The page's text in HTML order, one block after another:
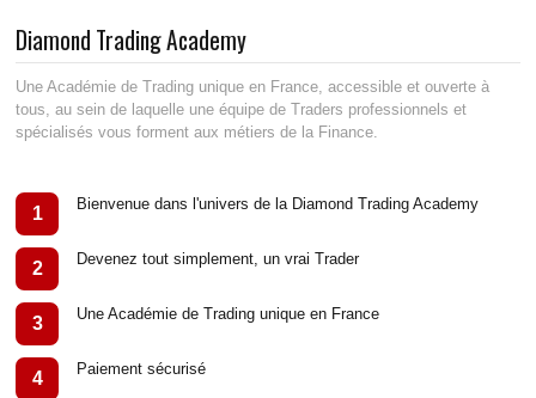
Diamond Trading Academy
Une Académie de Trading unique en France, accessible et ouverte à
tous, au sein de laquelle une équipe de Traders professionnels et
spécialisés vous forment aux métiers de la Finance.
1 Bienvenue dans l'univers de la Diamond Trading Academy
2 Devenez tout simplement, un vrai Trader
3 Une Académie de Trading unique en France
4 Paiement sécurisé